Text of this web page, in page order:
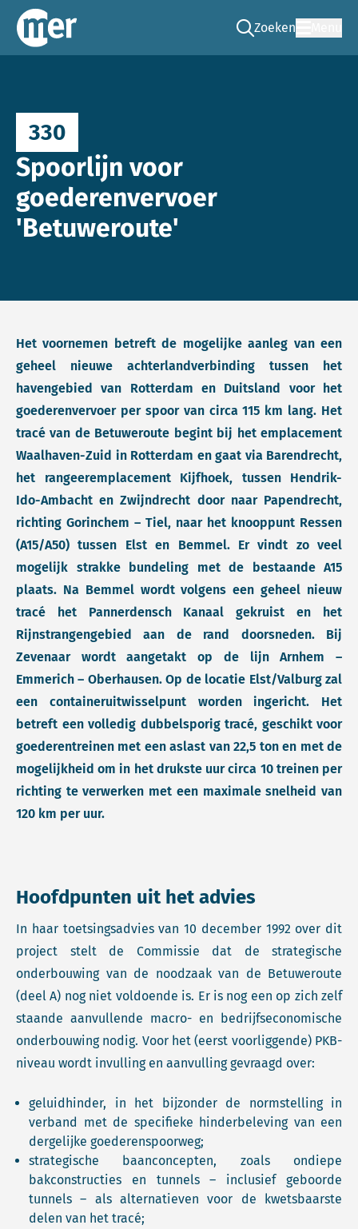
Commissie mer
Zoeken
Ga naar de zoek
330
Spoorlijn voor
goederenvervoer
'Betuweroute'
Het voornemen betreft de mogelijke aanleg van een
geheel nieuwe achterlandverbinding tussen het
havengebied van Rotterdam en Duitsland voor het
goederenvervoer per spoor van circa 115 km lang. Het
tracé van de Betuweroute begint bij het emplacement
Waalhaven-Zuid in Rotterdam en gaat via Barendrecht,
het rangeeremplacement Kijfhoek, tussen Hendrik-
Ido-Ambacht en Zwijndrecht door naar Papendrecht,
richting Gorinchem – Tiel, naar het knooppunt Ressen
(A15/A50) tussen Elst en Bemmel. Er vindt zo veel
mogelijk strakke bundeling met de bestaande A15
plaats. Na Bemmel wordt volgens een geheel nieuw
tracé het Pannerdensch Kanaal gekruist en het
Rijnstrangengebied aan de rand doorsneden. Bij
Zevenaar wordt aangetakt op de lijn Arnhem –
Emmerich – Oberhausen. Op de locatie Elst/Valburg zal
een containeruitwisselpunt worden ingericht. Het
betreft een volledig dubbelsporig tracé, geschikt voor
goederentreinen met een aslast van 22,5 ton en met de
mogelijkheid om in het drukste uur circa 10 treinen per
richting te verwerken met een maximale snelheid van
120 km per uur.
Hoofdpunten uit het advies
In haar toetsingsadvies van 10 december 1992 over dit
project stelt de Commissie dat de strategische
onderbouwing van de noodzaak van de Betuweroute
(deel A) nog niet voldoende is. Er is nog een op zich zelf
staande aanvullende macro- en bedrijfseconomische
onderbouwing nodig. Voor het (eerst voorliggende) PKB-
niveau wordt invulling en aanvulling gevraagd over:
geluidhinder, in het bijzonder de normstelling in
verband met de specifieke hinderbeleving van een
dergelijke goederenspoorweg;
strategische baanconcepten, zoals ondiepe
bakconstructies en tunnels – inclusief geboorde
tunnels – als alternatieven voor de kwetsbaarste
delen van het tracé;